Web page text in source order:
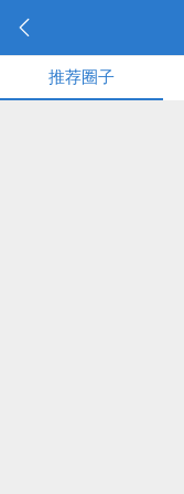
推荐圈子